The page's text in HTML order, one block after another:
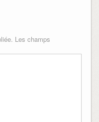
Les champs